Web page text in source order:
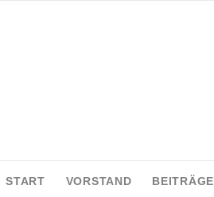
START VORSTAND BEITRÄGE